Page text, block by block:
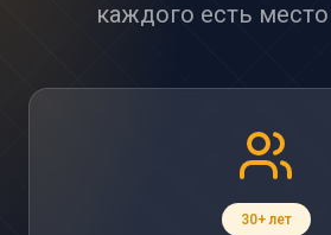
каждого есть
30+ лет